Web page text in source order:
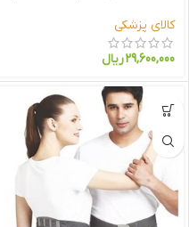
کالای پزشکی
29,600,000ریال